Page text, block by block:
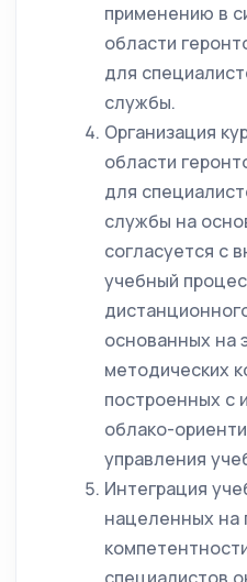
применению в
области
для
службы.
Организация
области
для
службы на
согласуется с
учебный
основанных на
методических
построенных с
облако-
управления
Интеграция
нацеленных на